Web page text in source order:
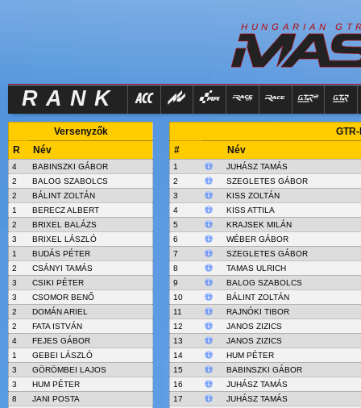
H U N G A R I A N G T
RANK
Versenyzők
R
Név
4
BABINSZKI GÁBOR
2
BALOG SZABOLCS
2
BÁLINT ZOLTÁN
1
BERECZ ALBERT
2
BRIXEL BALÁZS
3
BRIXEL LÁSZLÓ
1
BUDÁS PÉTER
2
CSÁNYI TAMÁS
3
CSIKI PÉTER
3
CSOMOR BENŐ
2
DOMÁN ARIEL
2
FATA ISTVÁN
4
FEJES GÁBOR
1
GEBEI LÁSZLÓ
3
GÖRÖMBEI LAJOS
3
HUM PÉTER
8
JANI POSTA
#
Név
1
JUHÁSZ TAMÁS
2
SZEGLETES GÁBOR
3
KISS ZOLTÁN
4
KISS ATTILA
5
KRAJSEK MILÁN
6
WÉBER GÁBOR
7
SZEGLETES GÁBOR
8
TAMAS ULRICH
9
BALOG SZABOLCS
10
BÁLINT ZOLTÁN
11
RAJNÓKI TIBOR
12
JANOS ZIZICS
13
JANOS ZIZICS
14
HUM PÉTER
15
BABINSZKI GÁBOR
16
JUHÁSZ TAMÁS
17
JUHÁSZ TAMÁS